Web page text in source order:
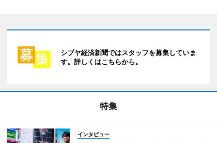
シブヤ経済新聞ではスタッフを募集していま
す。詳しくはこちらから。
特集
インタビュー